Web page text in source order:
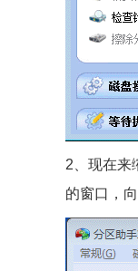
2、现在来
的窗口，